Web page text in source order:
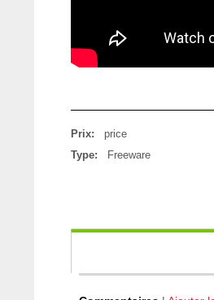
Prix:
price
Type:
Freeware